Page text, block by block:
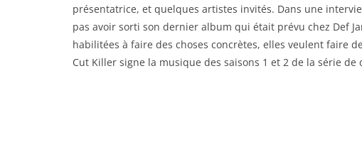
présentatrice, et quelques artistes invités. Dans une
pas avoir sorti son dernier album qui était prévu chez Def
habilitées à faire des choses concrètes, elles veulent faire
Cut Killer signe la musique des saisons 1 et 2 de la série de